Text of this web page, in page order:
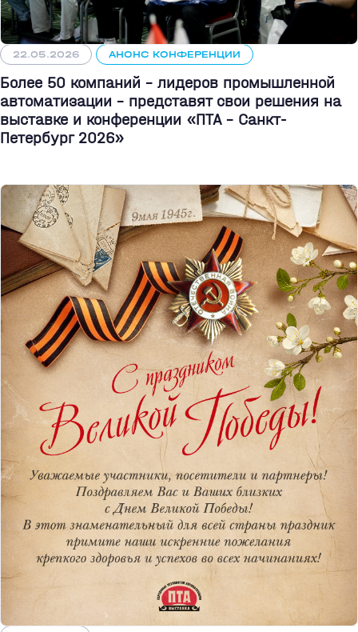
22.05.2026 АНОНС КОНФЕРЕНЦИИ
Более 50 компаний - лидеров промышленной
автоматизации - представят свои решения на
выставке и конференции «ПТА – Санкт-
Петербург 2026»